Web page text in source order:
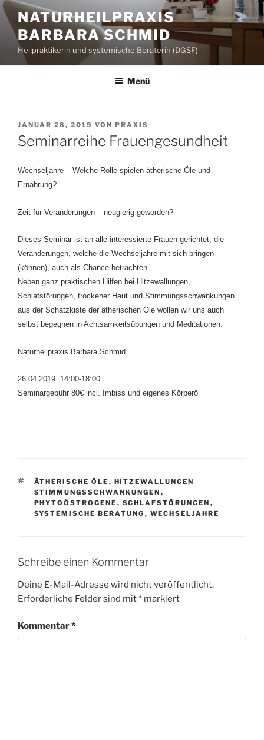
Zum
Inhalt
springen
NATURHEILPRAXIS
BARBARA SCHMID
Heilpraktikerin und systemische Beraterin (DGSF)
Menü
VERÖFFENTLICHT
AM
JANUAR 28, 2019 VON PRAXIS
Seminarreihe Frauengesundheit
Wechseljahre – Welche Rolle spielen ätherische Öle und
Ernährung?
Zeit für Veränderungen – neugierig geworden?
Dieses Seminar ist an alle interessierte Frauen gerichtet, die
Veränderungen, welche die Wechseljahre mit sich bringen
(können), auch als Chance betrachten.
Neben ganz praktischen Hilfen bei Hitzewallungen,
Schlafstörungen, trockener Haut und Stimmungsschwankungen
aus der Schatzkiste der ätherischen Öle wollen wir uns auch
selbst begegnen in Achtsamkeitsübungen und Meditationen.
Naturheilpraxis Barbara Schmid
26.04.2019 14:00-18:00
Seminargebühr 80€ incl. Imbiss und eigenes Körperöl
SCHLAGWÖRTER
ÄTHERISCHE ÖLE , HITZEWALLUNGEN
STIMMUNGSSCHWANKUNGEN ,
PHYTOÖSTROGENE , SCHLAFSTÖRUNGEN ,
SYSTEMISCHE BERATUNG , WECHSELJAHRE
Schreibe einen Kommentar
Deine E-Mail-Adresse wird nicht veröffentlicht.
Erforderliche Felder sind mit* markiert
Kommentar*